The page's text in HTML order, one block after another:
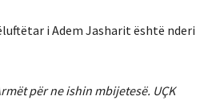
i Adem Jasharit është nderi
për ne ishin mbijetesë. UÇK